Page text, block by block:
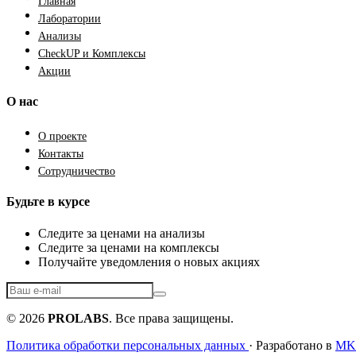
Лаборатории
Анализы
CheckUP и Комплексы
Акции
О нас
О проекте
Контакты
Сотрудничество
Будьте в курсе
Следите за ценами на анализы
Следите за ценами на комплексы
Получайте уведомления о новых акциях
© 2026 PROLABS. Все права защищены.
Политика обработки персональных данных · Разработано в